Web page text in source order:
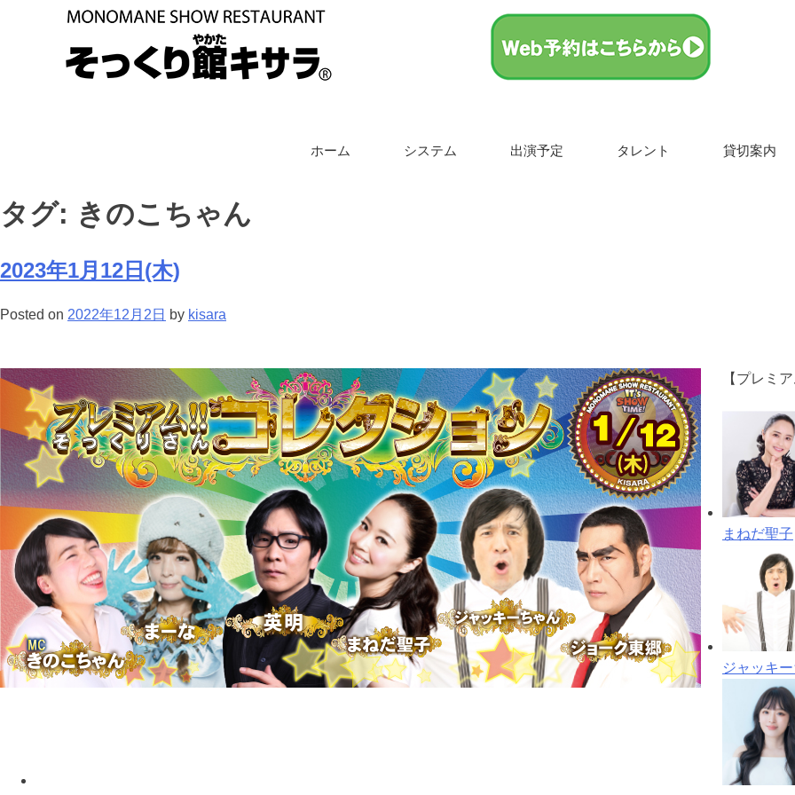
ホーム システム 出演予定 タレント 貸切案内
タグ: きのこちゃん
2023年1月12日(木)
Posted on 2022年12月2日 by kisara
【プレミ
まねだ聖子
ジャッキ